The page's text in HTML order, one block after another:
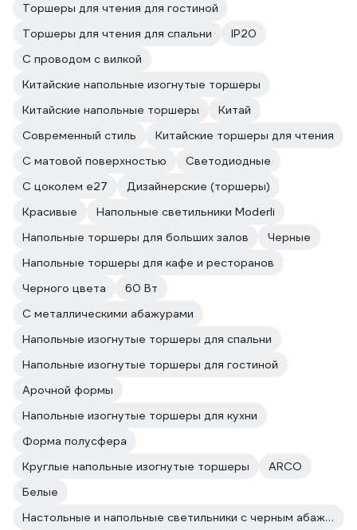
Торшеры для чтения для гостиной
Торшеры для чтения для спальни
IP20
С проводом с вилкой
Китайские напольные изогнутые торшеры
Китайские напольные торшеры
Китай
Современный стиль
Китайские торшеры для чтения
С матовой поверхностью
Светодиодные
С цоколем e27
Дизайнерские (торшеры)
Красивые
Напольные светильники Moderli
Напольные торшеры для больших залов
Черные
Напольные торшеры для кафе и ресторанов
Черного цвета
60 Вт
С металлическими абажурами
Напольные изогнутые торшеры для спальни
Напольные изогнутые торшеры для гостиной
Арочной формы
Напольные изогнутые торшеры для кухни
Форма полусфера
Круглые напольные изогнутые торшеры
ARCO
Белые
Настольные и напольные светильники с черным абажуром